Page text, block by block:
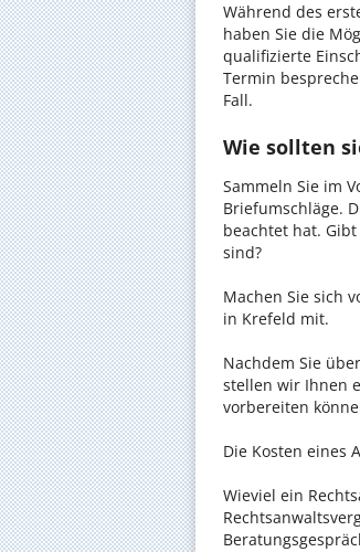
Während des
haben Sie die
qualifizierte
Termin
Fall.
Wie sollten
Sammeln Sie im
Briefumschläge.
beachtet hat.
sind?
Machen Sie sich
in Krefeld mit.
Nachdem Sie
stellen wir Ihnen
vorbereiten
Die Kosten eines
Wieviel ein